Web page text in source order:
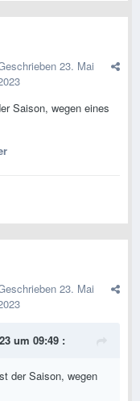
23. Mai
Saison, wegen eines
23. Mai
um 09:49 :
der Saison, wegen